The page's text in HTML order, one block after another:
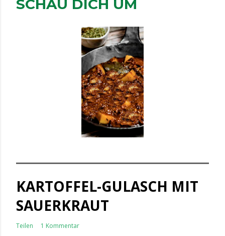
SCHAU DICH UM
KARTOFFEL-GULASCH MIT
SAUERKRAUT
Teilen 1 Kommentar